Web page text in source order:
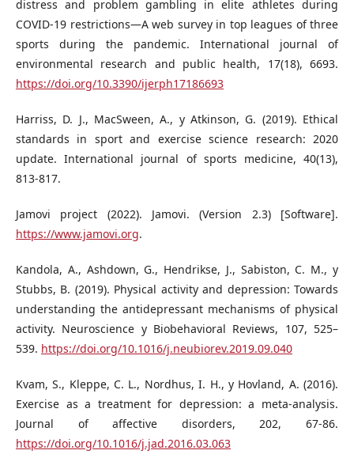
distress and problem gambling in elite athletes during
COVID-19 restrictions—A web survey in top leagues of three
sports during the pandemic. International journal of
environmental research and public health, 17(18), 6693.
https://doi.org/10.3390/ijerph17186693
Harriss, D. J., MacSween, A., y Atkinson, G. (2019). Ethical
standards in sport and exercise science research: 2020
update. International journal of sports medicine, 40(13),
813-817.
Jamovi project (2022). Jamovi. (Version 2.3) [Software].
https://www.jamovi.org.
Kandola, A., Ashdown, G., Hendrikse, J., Sabiston, C. M., y
Stubbs, B. (2019). Physical activity and depression: Towards
understanding the antidepressant mechanisms of physical
activity. Neuroscience y Biobehavioral Reviews, 107, 525–
539. https://doi.org/10.1016/j.neubiorev.2019.09.040
Kvam, S., Kleppe, C. L., Nordhus, I. H., y Hovland, A. (2016).
Exercise as a treatment for depression: a meta-analysis.
Journal of affective disorders, 202, 67-86.
https://doi.org/10.1016/j.jad.2016.03.063